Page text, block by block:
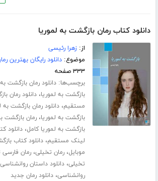
دانلود کتاب رمان بازگشت به لموریا
از:زهرا رئیسی
موضوع:دانلود رایگان بهترین
۳۳۳ صفحه
برچسب‌ها:دانلود رمان بازگشت به
بازگشت به لموریا،دانلود رمان
مستقیم،دانلود رمان بازگشت به
بازگشت به لموریا،رمان بازگشت
بازگشت به لموریا کامل،دانلود
لینک مستقیم،دانلود کتاب
موبایل،رمان تخیلی،رمان
تخیلی،دانلود داستان روانشناسی
روانشناسی،دانلود رمان جدید